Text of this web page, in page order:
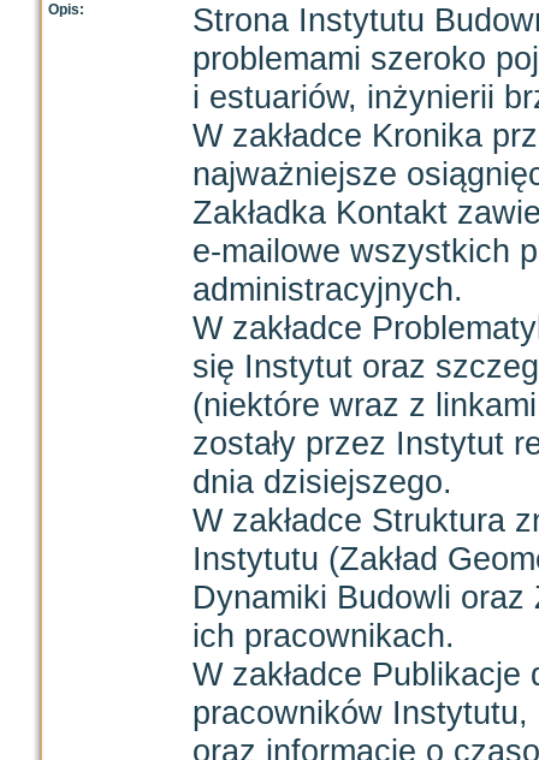
Opis:
Strona Instytutu
problemami szeroko
i estuariów, inżynierii
W zakładce Kronika
najważniejsze
Zakładka Kontakt
e-mailowe wszystkich
administracyjnych.
W zakładce
się Instytut oraz
(niektóre wraz z
zostały przez Instytut
dnia dzisiejszego.
W zakładce Struktura
Instytutu (Zakład
Dynamiki Budowli oraz
ich pracownikach.
W zakładce
pracowników
oraz informacje o